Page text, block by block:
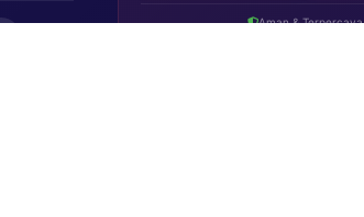
Aman & Terpercaya